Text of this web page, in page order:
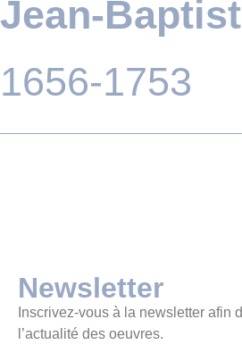
Jean-
1656-1753
Newsletter
Inscrivez-vous à la newsletter afin
l’actualité des oeuvres.